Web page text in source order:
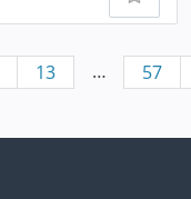
13 … 57